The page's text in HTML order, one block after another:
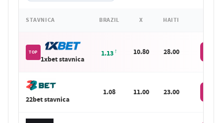
STAVNICA BRAZIL X HAITI
TOP
1xbet stavnica
1.13 10.80 28.00
22bet stavnica
1.08 11.00 23.00